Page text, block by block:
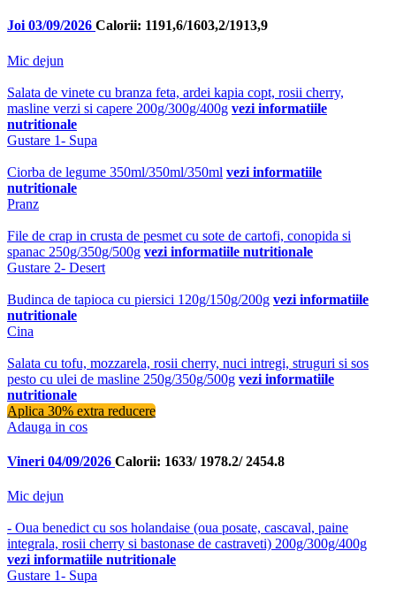
Joi 03/09/2026 Calorii: 1191,6/1603,2/1913,9
Mic dejun
Salata de vinete cu branza feta, ardei kapia copt, rosii cherry,
masline verzi si capere 200g/300g/400g vezi informatiile
nutritionale
Gustare 1- Supa
Ciorba de legume 350ml/350ml/350ml vezi informatiile
nutritionale
Pranz
File de crap in crusta de pesmet cu sote de cartofi, conopida si
spanac 250g/350g/500g vezi informatiile nutritionale
Gustare 2- Desert
Budinca de tapioca cu piersici 120g/150g/200g vezi informatiile
nutritionale
Cina
Salata cu tofu, mozzarela, rosii cherry, nuci intregi, struguri si sos
pesto cu ulei de masline 250g/350g/500g vezi informatiile
nutritionale
Aplica 30% extra reducere
Adauga in cos
Vineri 04/09/2026 Calorii: 1633/ 1978.2/ 2454.8
Mic dejun
- Oua benedict cu sos holandaise (oua posate, cascaval, paine
integrala, rosii cherry si bastonase de castraveti) 200g/300g/400g
vezi informatiile nutritionale
Gustare 1- Supa